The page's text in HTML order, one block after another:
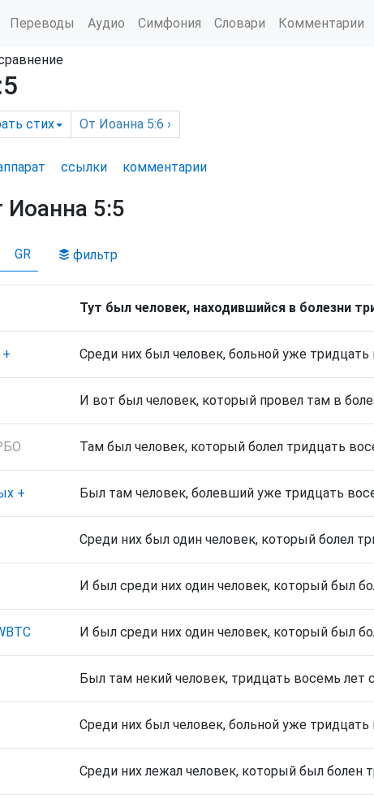
Переводы Аудио Симфония Словари Комментарии
стих От Иоанна 5:6 ›
ссылки комментарии
Иоанна 5:5
GR фильтр
Тут был человек, находившийся в болезни
+ Среди них был человек, больной уже тридцать
И вот был человек, который провел там в
Там был человек, который болел тридцать
+ Был там человек, болевший уже тридцать
Среди них был один человек, который болел
И был среди них один человек, который был
И был среди них один человек, который был
Был там некий человек, тридцать восемь лет
Среди них был человек, больной уже тридцать
Среди них лежал человек, который был болен